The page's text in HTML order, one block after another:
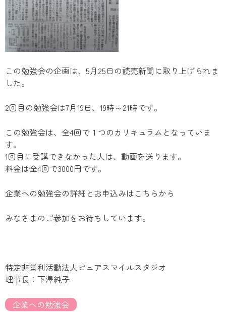
この勉強会の企画は、5月25日の読売新聞に取り上げられま
した。
2回目の勉強会は7月19日、19時～21時です。
この勉強会は、全4回で１つのカリキュラムとなっていま
す。
1回目に受講できなかった人は、動画を送ります。
料金は全4回で3000円です。
企業への勉強会の詳細とお申込みはこちらから
みなさまのご参加をお待ちしています。
特定非営利活動法人ピュアスマイルスタジオ
理事長：下澤純子
企業への勉強会